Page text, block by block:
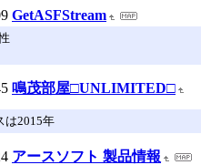
GetASFStream
鳴茂部屋□UNLIMITED□
は2015年
アースソフト 製品情報